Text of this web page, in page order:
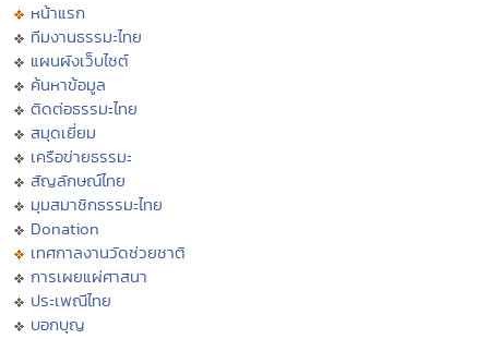
หน้าแรก
ทีมงานธรรมะไทย
แผนผังเว็บไซต์
ค้นหาข้อมูล
ติดต่อธรรมะไทย
สมุดเยี่ยม
เครือข่ายธรรมะ
สัญลักษณ์ไทย
มุมสมาชิกธรรมะไทย
Donation
เทศกาลงานวัดช่วยชาติ
การเผยแผ่ศาสนา
ประเพณีไทย
บอกบุญ